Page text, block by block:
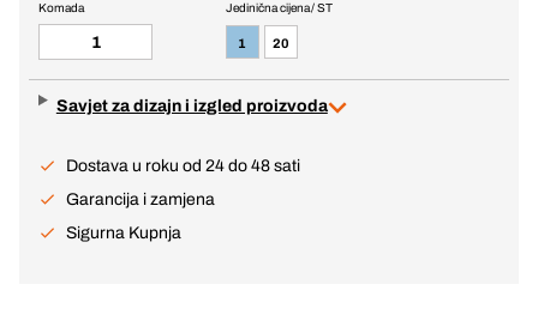
Jedinična cijena / ST
1 20
Komada
Savjet za dizajn i izgled proizvoda
Dostava u roku od 24 do 48 sati
Garancija i zamjena
Sigurna Kupnja